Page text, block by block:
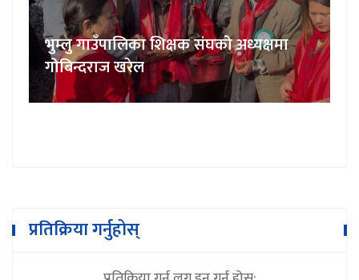
भुम्लु गाउँपालिका शिक्षक संघको अध्यक्षमा
गोबिन्दराज खरेल
प्रतिक्रिया गर्नुहोस्